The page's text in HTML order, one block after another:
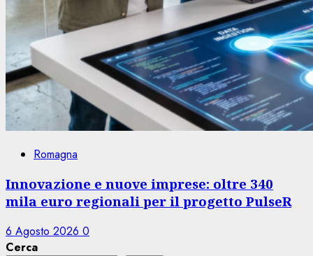
Romagna
Innovazione e nuove imprese: oltre 340
mila euro regionali per il progetto PulseR
6 Agosto 2026 0
Cerca